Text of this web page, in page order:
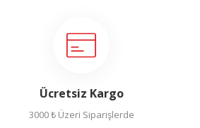
Ücretsiz Kargo
3000 ₺ Üzeri Siparişlerde